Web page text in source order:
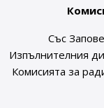
Със
Изпълнителния
Комисията за